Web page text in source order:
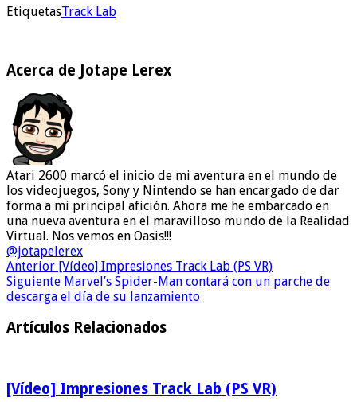
EtiquetasTrack Lab
Acerca de Jotape Lerex
Atari 2600 marcó el inicio de mi aventura en el mundo de
los videojuegos, Sony y Nintendo se han encargado de dar
forma a mi principal afición. Ahora me he embarcado en
una nueva aventura en el maravilloso mundo de la Realidad
Virtual. Nos vemos en Oasis!!!
@jotapelerex
Anterior [Vídeo] Impresiones Track Lab (PS VR)
Siguiente Marvel’s Spider-Man contará con un parche de
descarga el día de su lanzamiento
Artículos Relacionados
[Vídeo] Impresiones Track Lab (PS VR)